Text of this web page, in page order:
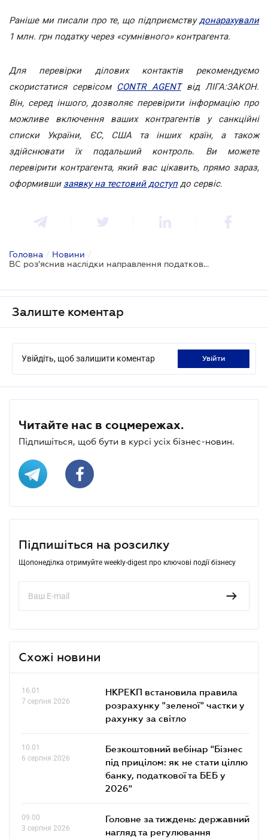
Раніше ми писали про те, що підприємствудонарахували
1 млн. грн податку через «сумнівного» контрагента.
Для перевірки ділових контактів рекомендуємо
скористатися сервісом CONTR AGENTвід ЛІГА:ЗАКОН.
Він, серед іншого, дозволяє перевірити інформацію про
можливе включення ваших контрагентів у санкційні
списки України, ЄС, США та інших країн, а також
здійснювати їх подальший контроль. Ви можете
перевірити контрагента, який вас цікавить, прямо зараз,
оформивши заявку на тестовий доступдо сервіс.
Головна / Новини /
ВС роз’яснив наслідки направлення податкових повідомлень-рішень не за юридичною адресою платника
Залиште коментар
Увійдіть, щоб залишити коментар увійти
Читайте нас в соцмережах.
Підпишіться, щоб бути в курсі усіх бізнес-новин.
Підпишіться на розсилку
Щопонеділка отримуйте weekly-digest про ключові події бізнесу
Схожі новини
16.01
7 серпня 2026
НКРЕКП встановила правила
розрахунку "зеленої" частки у
рахунку за світло
10.01
6 серпня 2026
Безкоштовний вебінар "Бізнес
під прицілом: як не стати ціллю
банку, податкової та БЕБ у
2026"
09.00
3 серпня 2026
Головне за тиждень: державний
нагляд та регулювання